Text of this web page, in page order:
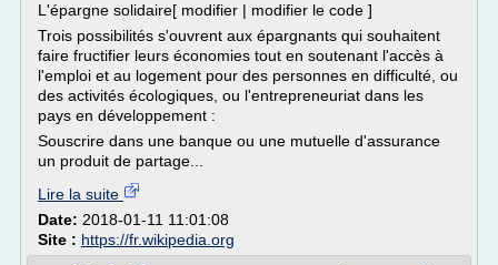
L'épargne solidaire[ modifier | modifier le code ]
Trois possibilités s'ouvrent aux épargnants qui souhaitent
faire fructifier leurs économies tout en soutenant l'accès à
l'emploi et au logement pour des personnes en difficulté, ou
des activités écologiques, ou l'entrepreneuriat dans les
pays en développement :
Souscrire dans une banque ou une mutuelle d'assurance
un produit de partage...
Lire la suite
Date: 2018-01-11 11:01:08
Site : https://fr.wikipedia.org